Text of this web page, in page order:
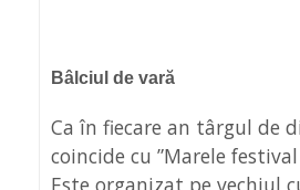
Bâlciul de vară
Ca în fiecare an târgul de
coincide cu ”Marele festival
Este organizat pe vechiul